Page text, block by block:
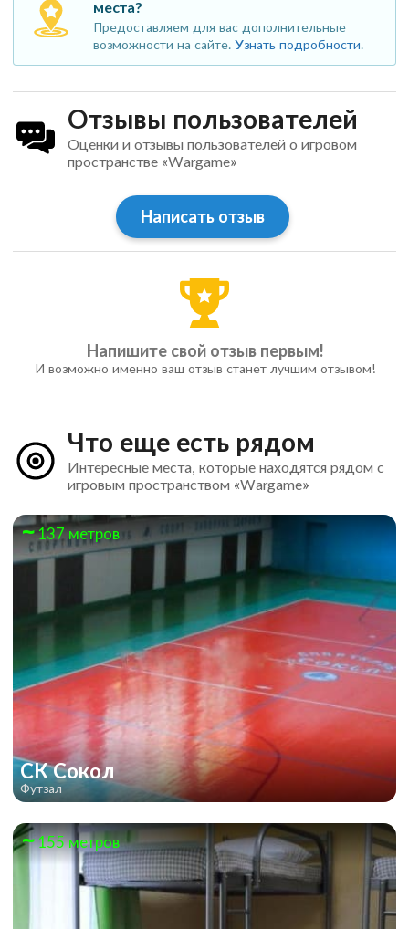
места?
Предоставляем для вас дополнительные
возможности на сайте.Узнать подробности.
Отзывы пользователей
Оценки и отзывы пользователей о игровом
пространстве «Wargame»
Написать отзыв
Напишите свой отзыв первым!
И возможно именно ваш отзыв станет лучшим отзывом!
Что еще есть рядом
Интересные места, которые находятся рядом с
игровым пространством «Wargame»
137 метров
СК Сокол
Футзал
155 метров